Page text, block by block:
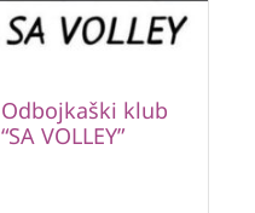
Odbojkaški klub
“SA VOLLEY”